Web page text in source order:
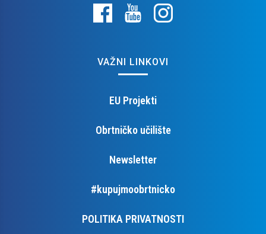
VAŽNI LINKOVI
EU Projekti
Obrtničko učilište
Newsletter
#kupujmoobrtnicko
POLITIKA PRIVATNOSTI